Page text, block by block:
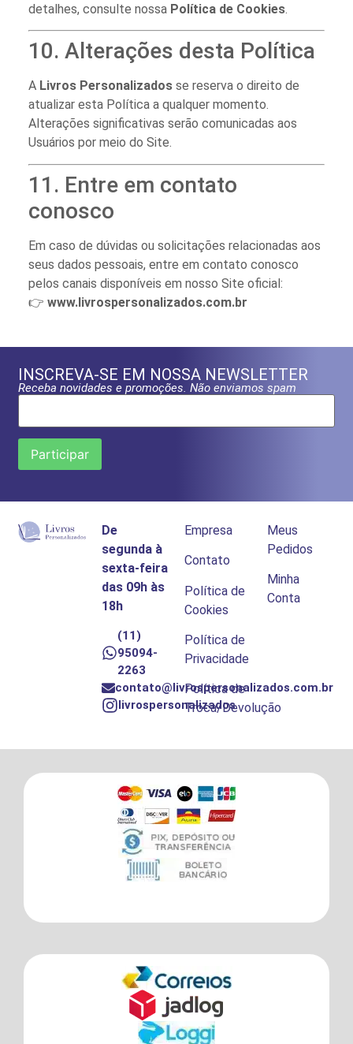
detalhes, consulte nossa Política de Cookies.
10. Alterações desta Política
A Livros Personalizadosse reserva o direito de
atualizar esta Política a qualquer momento.
Alterações significativas serão comunicadas aos
Usuários por meio do Site.
11. Entre em contato
conosco
Em caso de dúvidas ou solicitações relacionadas aos
seus dados pessoais, entre em contato conosco
pelos canais disponíveis em nosso Site oficial:
👉 www.livrospersonalizados.com.br
INSCREVA-SE EM NOSSA NEWSLETTER
Receba novidades e promoções. Não enviamos spam
De
segunda à
sexta-feira
das 09h às
18h
(11)
95094-
2263
contato@livrospersonalizados.com.br
livrospersonalizados
Empresa
Contato
Política de
Cookies
Política de
Privacidade
Política de
Troca/Devolução
Meus
Pedidos
Minha
Conta